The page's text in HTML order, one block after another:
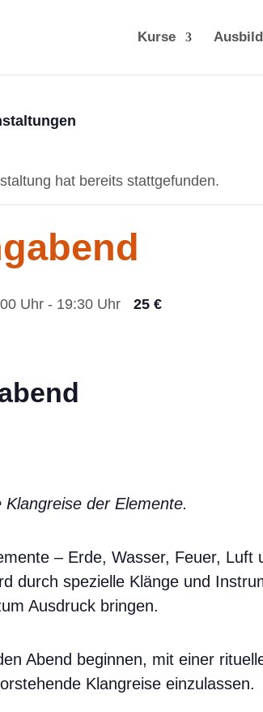
Kurse
hat bereits stattgefunden.
Uhr - 19:30 Uhr 25 €
Klangreise der Elemente.
– Erde, Wasser, Feuer,
durch spezielle Klänge und
Ausdruck bringen.
Abend beginnen, mit einer
Klangreise einzulassen.